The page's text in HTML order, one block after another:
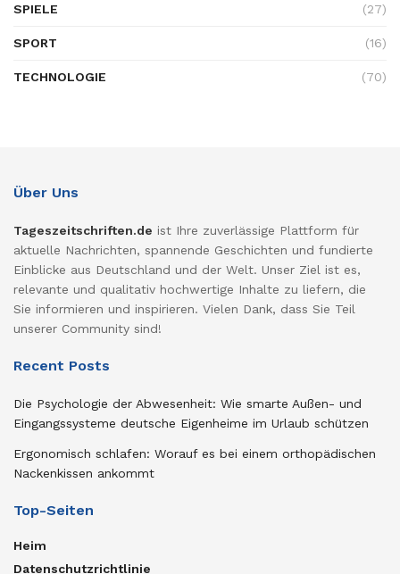
SPIELE (27)
SPORT (16)
TECHNOLOGIE (70)
Über Uns
Tageszeitschriften.de ist Ihre zuverlässige Plattform für
aktuelle Nachrichten, spannende Geschichten und fundierte
Einblicke aus Deutschland und der Welt. Unser Ziel ist es,
relevante und qualitativ hochwertige Inhalte zu liefern, die
Sie informieren und inspirieren. Vielen Dank, dass Sie Teil
unserer Community sind!
Recent Posts
Die Psychologie der Abwesenheit: Wie smarte Außen- und
Eingangssysteme deutsche Eigenheime im Urlaub schützen
Ergonomisch schlafen: Worauf es bei einem orthopädischen
Nackenkissen ankommt
Top-Seiten
Heim
Datenschutzrichtlinie